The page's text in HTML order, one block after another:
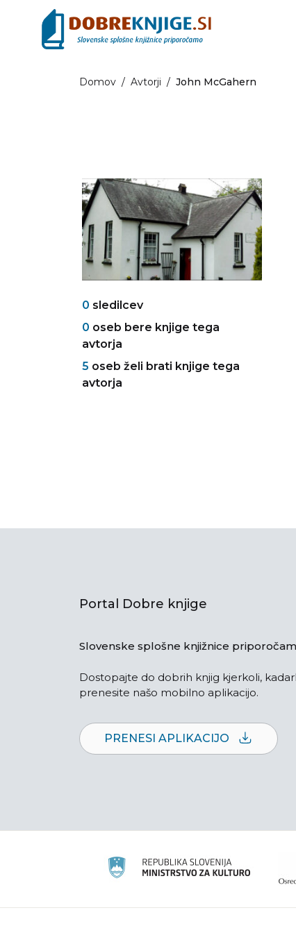
Domov / Avtorji / John McGahern
0 sledilcev
0 oseb bere knjige tega
avtorja
5 oseb želi brati knjige tega
avtorja
Portal Dobre knjige
Slovenske splošne knjižnice
Dostopajte do dobrih knjig kjerkoli,
prenesite našo mobilno aplikacijo.
PRENESI APLIKACIJO